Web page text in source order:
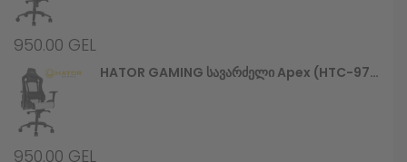
950.00 GEL
HATOR GAMING Სავარძელი Apex (HTC-972) Black/White
950.00 GEL